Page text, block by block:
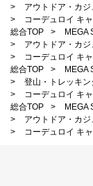
>
アウトドア・カ
>
コーデュロイ キ
総合TOP
> MEGA
>
アウトドア・カ
>
コーデュロイ キ
総合TOP
> MEGA
>
登山・トレッキン
>
コーデュロイ キ
総合TOP
> MEGA
>
アウトドア・カ
>
コーデュロイ キ